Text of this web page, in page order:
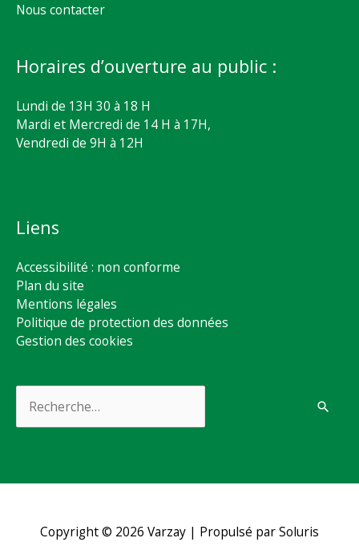
Nous contacter
Horaires d’ouverture au public :
Lundi de 13H 30 à 18 H
Mardi et Mercredi de 14 H à 17H,
Vendredi de 9H à 12H
Liens
Accessibilité : non conforme
Plan du site
Mentions légales
Politique de protection des données
Gestion des cookies
Copyright © 2026 Varzay | Propulsé par Soluris